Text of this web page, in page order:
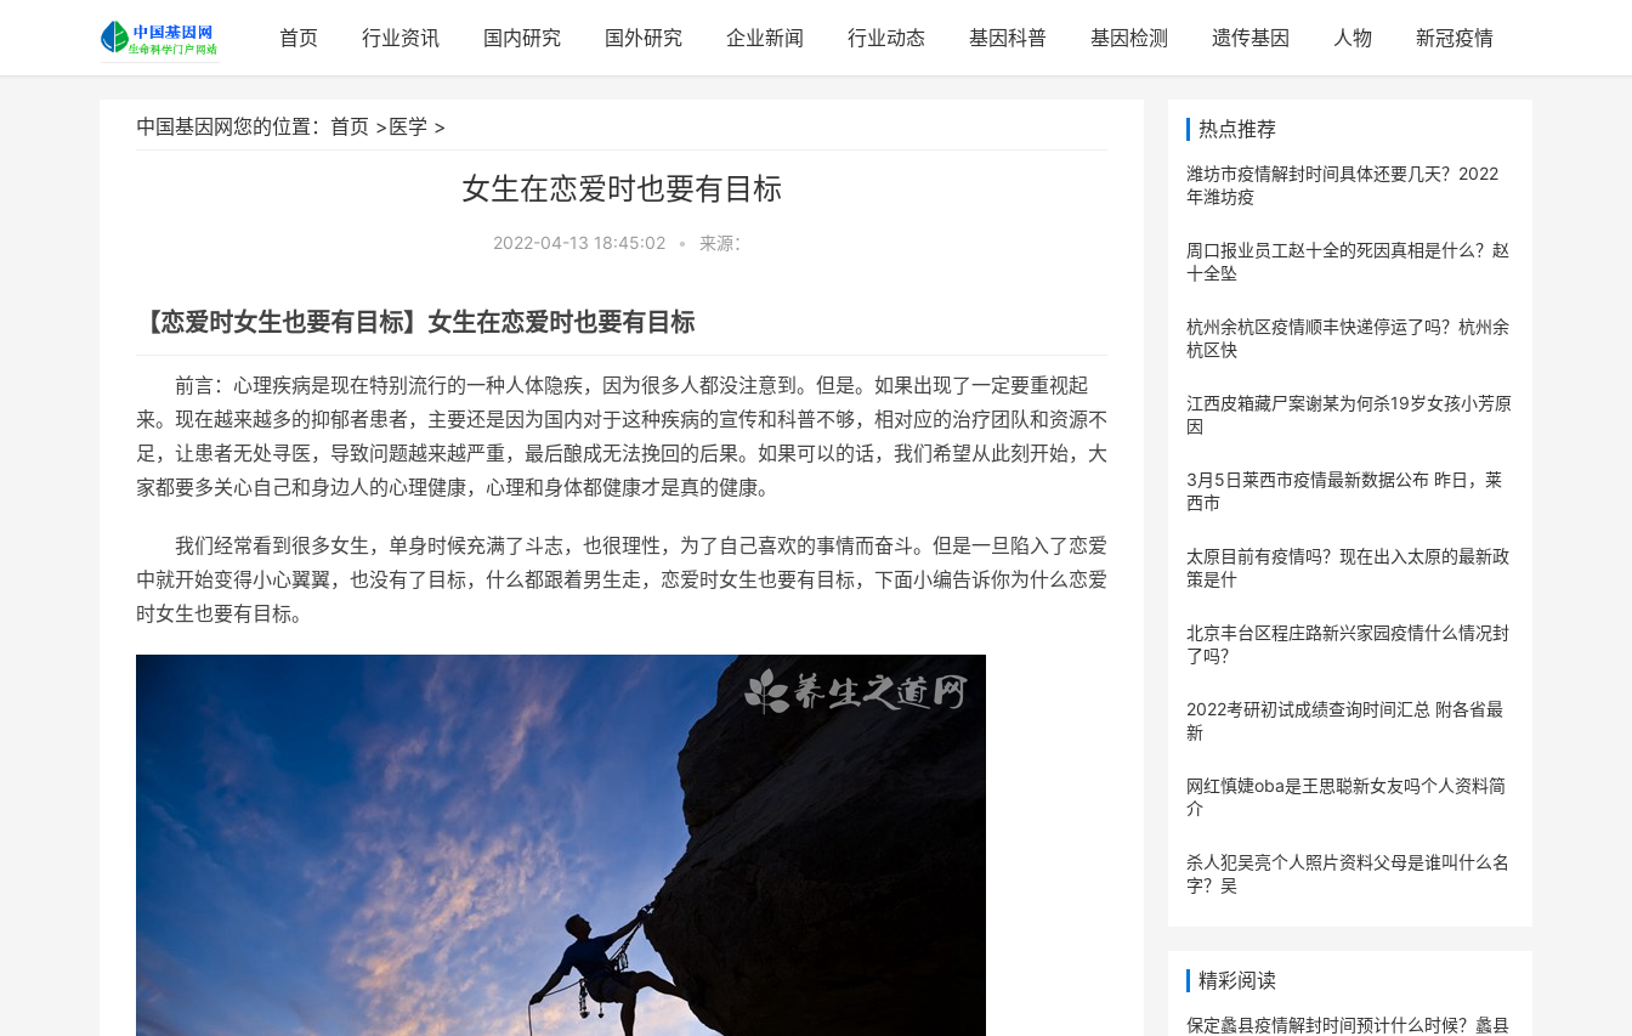
首页 行业资讯 国内研究 国外研究 企业新闻 行业动态 基因科普 基因检测 遗传基因 人物 新冠疫情
中国基因网您的位置： 首页 > 医学 >
女生在恋爱时也要有目标
2022-04-13 18:45:02 • 来源：
【恋爱时女生也要有目标】女生在恋爱时也要有目标
前言：心理疾病是现在特别流行的一种人体隐疾，因为很多人都没注意到。但是。如果出现了一定要重视起
来。现在越来越多的抑郁者患者，主要还是因为国内对于这种疾病的宣传和科普不够，相对应的治疗团队和资源不
足，让患者无处寻医，导致问题越来越严重，最后酿成无法挽回的后果。如果可以的话，我们希望从此刻开始，大
家都要多关心自己和身边人的心理健康，心理和身体都健康才是真的健康。
我们经常看到很多女生，单身时候充满了斗志，也很理性，为了自己喜欢的事情而奋斗。但是一旦陷入了恋爱
中就开始变得小心翼翼，也没有了目标，什么都跟着男生走，恋爱时女生也要有目标，下面小编告诉你为什么恋爱
时女生也要有目标。
热点推荐
潍坊市疫情解封时间具体还要几天？2022
年潍坊疫
周口报业员工赵十全的死因真相是什么？赵
十全坠
杭州余杭区疫情顺丰快递停运了吗？杭州余
杭区快
江西皮箱藏尸案谢某为何杀19岁女孩小芳原
因
3月5日莱西市疫情最新数据公布 昨日，莱
西市
太原目前有疫情吗？现在出入太原的最新政
策是什
北京丰台区程庄路新兴家园疫情什么情况封
了吗？
2022考研初试成绩查询时间汇总 附各省最
新
网红慎婕oba是王思聪新女友吗个人资料简
介
杀人犯吴亮个人照片资料父母是谁叫什么名
字？吴
精彩阅读
保定蠡县疫情解封时间预计什么时候？蠡县